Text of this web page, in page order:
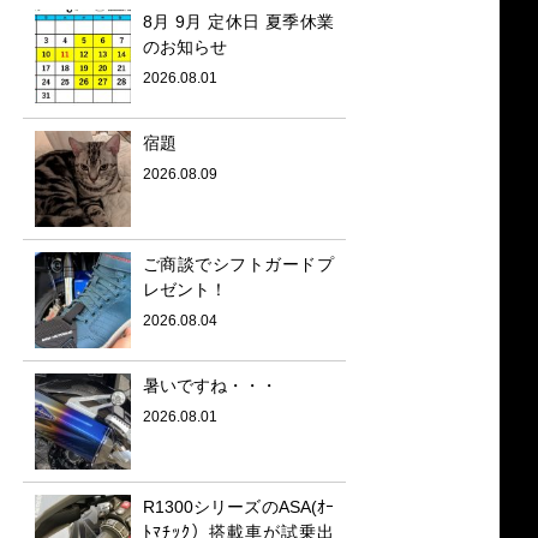
8月 9月 定休日 夏季休業
のお知らせ
2026.08.01
宿題
2026.08.09
ご商談でシフトガードプ
レゼント！
2026.08.04
暑いですね・・・
2026.08.01
R1300シリーズのASA(ｵｰ
ﾄﾏﾁｯｸ）搭載車が試乗出